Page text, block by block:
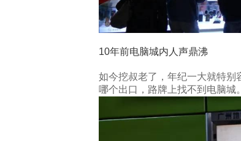
10年前电脑城内人声鼎沸
如今挖叔老了，年纪一大就特别
哪个出口，路牌上找不到电脑城。